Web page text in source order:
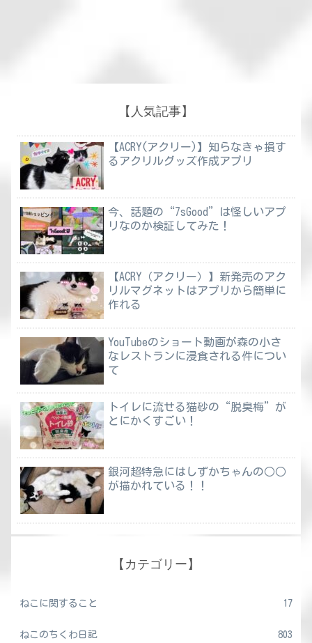
【人気記事】
【ACRY(アクリー)】知らなきゃ損す
るアクリルグッズ作成アプリ
今、話題の“7sGood”は怪しいアプ
リなのか検証してみた！
【ACRY（アクリー）】新発売のアク
リルマグネットはアプリから簡単に
作れる
YouTubeのショート動画が森の小さ
なレストランに浸食される件につい
て
トイレに流せる猫砂の“脱臭梅”が
とにかくすごい！
銀河超特急にはしずかちゃんの○○
が描かれている！！
【カテゴリー】
ねこに関すること 17
ねこのちくわ日記 803